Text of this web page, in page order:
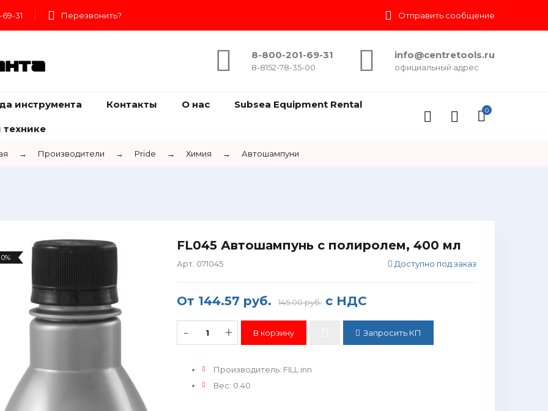
31 Перезвонить? Отправить сообщение
8-800-201-69-31
8-8152-78-35-00
info@centretools.ru
официальный адрес
инструмента Контакты О нас Subsea Equipment Rental
технике
0
→ Производители → Pride → Химия → Автошампуни
0%
FL045 Автошампунь с полиролем, 400 мл
Арт. 071045 Доступно под заказ
От 144.57 руб. 145.00 руб. с НДС
- + Запросить КП
Производитель: FILL inn
Вес: 0.40